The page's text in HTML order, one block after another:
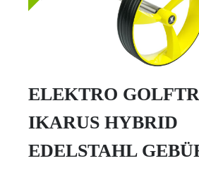
ELEKTRO
IKARUS HYBRID
EDELSTAHL